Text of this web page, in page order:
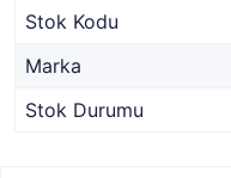
Stok Kodu
Marka
Stok Durumu